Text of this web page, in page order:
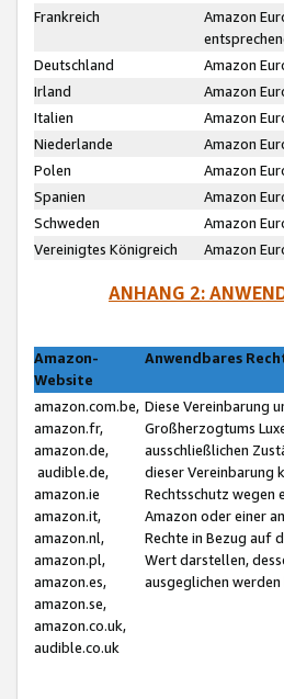
Frankreich
Amazon
Deutschland
Amazon
Irland
Amazon
Italien
Amazon
Niederlande
Amazon
Polen
Amazon
Spanien
Amazon
Schweden
Amazon
Vereinigtes Königreich
Amazon
ANHANG 2:
Amazon-
Website
Anwendbares
amazon.com.be,
amazon.fr,
amazon.de,
audible.de,
amazon.ie
amazon.it,
amazon.nl,
amazon.pl,
amazon.es,
amazon.se,
amazon.co.uk,
audible.co.uk
Diese Vereinbarung
Großherzogtums
ausschließlichen
dieser Vereinbarung
Rechtsschutz wegen
Amazon oder einer
Rechte in Bezug auf
Wert darstellen,
ausgeglichen werden